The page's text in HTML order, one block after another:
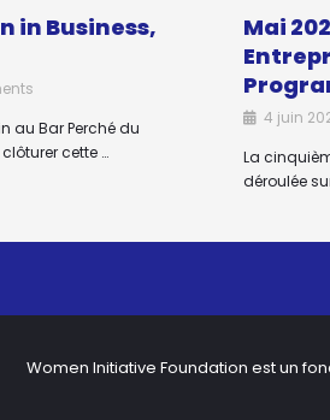
in Business,
au Bar Perché du
cette …
Mai
4 juin
La
déroulée
Women Initiative Foundation est un